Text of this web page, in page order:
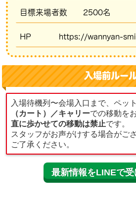
目標来場者数 2500名
HP https://wannyan-
入場前ルー
入場待機列〜会場入口まで、ペッ
（カート）／キャリーでの移動を
直に歩かせての移動は禁止です。
スタッフがお声がけする場合がご
ご了承ください。
最新情報をLINEで受